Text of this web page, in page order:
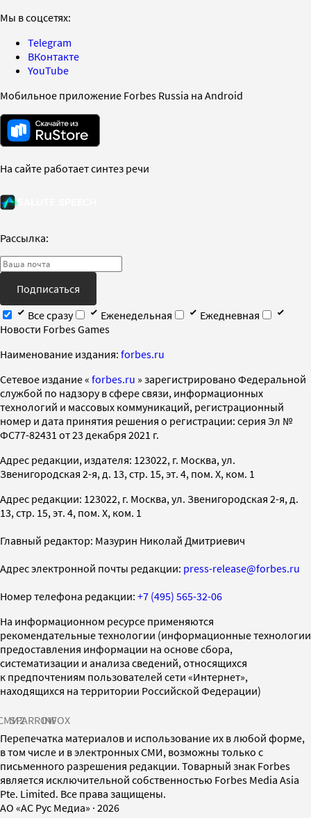
Мы в соцсетях:
Telegram
ВКонтакте
YouTube
Мобильное приложение Forbes Russia на Android
На сайте работает синтез речи
Рассылка:
Подписаться
Все сразу
Еженедельная
Ежедневная
Новости Forbes Games
Наименование издания: forbes.ru
Cетевое издание « forbes.ru » зарегистрировано Федеральной
службой по надзору в сфере связи, информационных
технологий и массовых коммуникаций, регистрационный
номер и дата принятия решения о регистрации: серия Эл №
ФС77-82431 от 23 декабря 2021 г.
Адрес редакции, издателя: 123022, г. Москва, ул.
Звенигородская 2-я, д. 13, стр. 15, эт. 4, пом. X, ком. 1
Адрес редакции: 123022, г. Москва, ул. Звенигородская 2-я, д.
13, стр. 15, эт. 4, пом. X, ком. 1
Главный редактор: Мазурин Николай Дмитриевич
Адрес электронной почты редакции: press-release@forbes.ru
Номер телефона редакции: +7 (495) 565-32-06
На информационном ресурсе применяются
рекомендательные технологии (информационные технологии
предоставления информации на основе сбора,
систематизации и анализа сведений, относящихся
к предпочтениям пользователей сети «Интернет»,
находящихся на территории Российской Федерации)
SPARROWINFOX
Перепечатка материалов и использование их в любой форме,
в том числе и в электронных СМИ, возможны только с
письменного разрешения редакции. Товарный знак Forbes
является исключительной собственностью Forbes Media Asia
Pte. Limited. Все права защищены.
AO «АС Рус Медиа» · 2026